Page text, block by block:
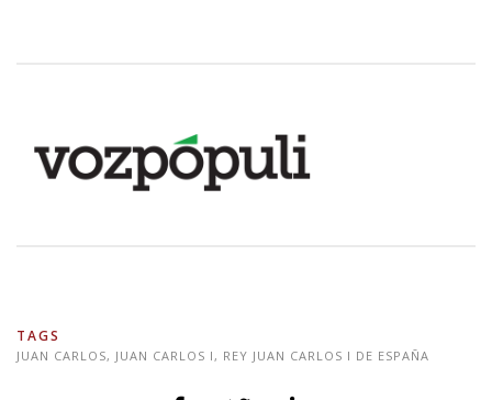
TAGS
JUAN CARLOS, JUAN CARLOS I , REY JUAN CARLOS I DE ESPAÑA